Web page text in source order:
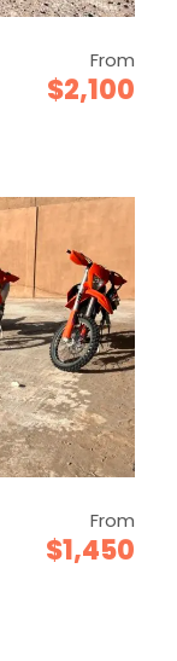
From
$2,100
From
$1,450